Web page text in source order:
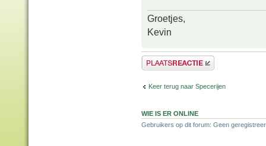
Groetjes,
Kevin
Plaats een reactie
Keer terug naar Specerijen
WIE IS ER ONLINE
Gebruikers op dit forum: Geen